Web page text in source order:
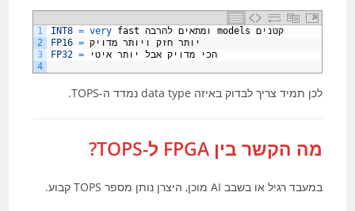
1
2
3
4
INT8 = very fast ומתאים להרבה models קטנים
FP16 = יותר חזק ויותר מדויק
FP32 = הכי מדויק אבל יותר איטי
לכן תמיד צריך לבדוק באיזה data type נמדד ה-TOPS.
מה הקשר בין FPGA ל-TOPS?
במעבד רגיל או בשבב AI מוכן, היצרן נותן מספר TOPS קבוע.